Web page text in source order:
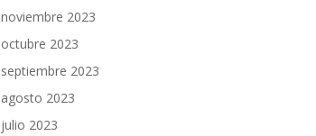
noviembre 2023
octubre 2023
septiembre 2023
agosto 2023
julio 2023